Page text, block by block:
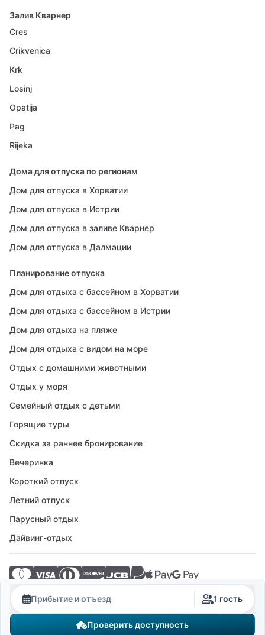
Прибытие и отъезд 1 гость
Проверить доступность
Залив Кварнер
Cres
Crikvenica
Krk
Losinj
Opatija
Pag
Rijeka
Дома для отпуска по регионам
Дом для отпуска в Хорватии
Дом для отпуска в Истрии
Дом для отпуска в заливе Кварнер
Дом для отпуска в Далмации
Планирование отпуска
Дом для отдыха с бассейном в Хорватии
Дом для отдыха с бассейном в Истрии
Дом для отдыха на пляже
Дом для отдыха с видом на море
Отдых с домашними животными
Отдых у моря
Семейный отдых с детьми
Горящие туры
Скидка за раннее бронирование
Вечеринка
Короткий отпуск
Летний отпуск
Парусный отдых
Дайвинг-отдых
© 2026 Crovillas GmbH